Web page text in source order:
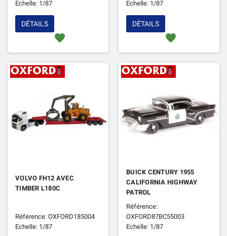
Echelle: 1/87
favorite
DÉTAILS
Echelle: 1/87
favorite
DÉTAILS
VOLVO FH12 AVEC
TIMBER L180C
Référence: OXFORD185004
Echelle: 1/87
BUICK CENTURY 1955
CALIFORNIA HIGHWAY
PATROL
Référence:
OXFORD87BC55003
Echelle: 1/87